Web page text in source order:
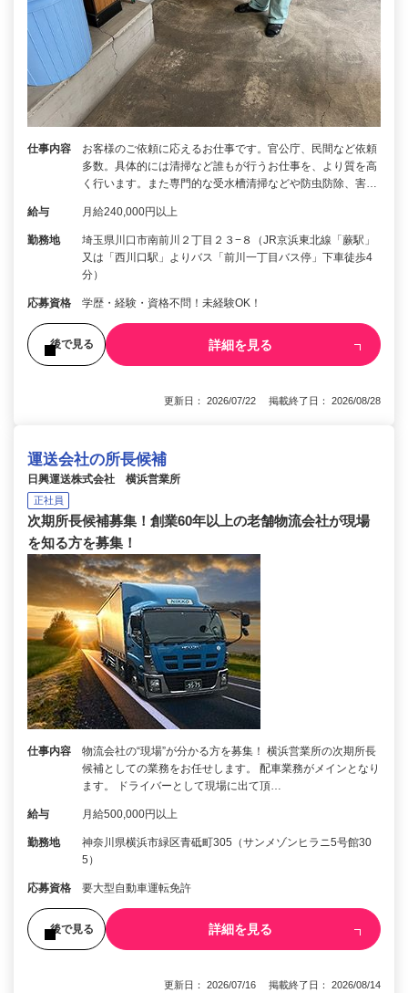
仕事内容
お客様のご依頼に応えるお仕事です。官公庁、民間など依頼
多数。具体的には清掃など誰もが行うお仕事を、より質を高
く行います。また専門的な受水槽清掃などや防虫防除、害…
給与 月給240,000円以上
勤務地
埼玉県川口市南前川２丁目２３−８（JR京浜東北線「蕨駅」
又は「西川口駅」よりバス「前川一丁目バス停」下車徒歩4
分）
応募資格 学歴・経験・資格不問！未経験OK！
後で見る 詳細を見る
更新日： 2026/07/22 掲載終了日： 2026/08/28
運送会社の所長候補
日興運送株式会社 横浜営業所
正社員
次期所長候補募集！創業60年以上の老舗物流会社が現場
を知る方を募集！
仕事内容
物流会社の“現場”が分かる方を募集！ 横浜営業所の次期所長
候補としての業務をお任せします。 配車業務がメインとなり
ます。 ドライバーとして現場に出て頂…
給与 月給500,000円以上
勤務地
神奈川県横浜市緑区青砥町305（サンメゾンヒラニ5号館30
5）
応募資格 要大型自動車運転免許
後で見る 詳細を見る
更新日： 2026/07/16 掲載終了日： 2026/08/14